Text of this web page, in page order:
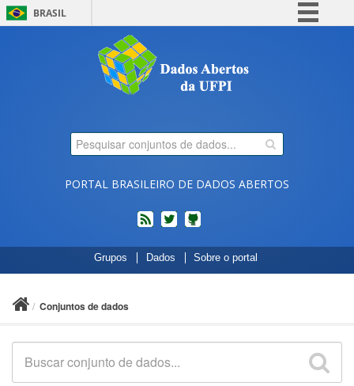
BRASIL
Comunica BR
Participe
Legislação
PORTAL BRASILEIRO DE DADOS ABERTOS
feed twitterCódigos
fonte
de
no
Grupos Dados Sobre o portal
Conjuntos de dados